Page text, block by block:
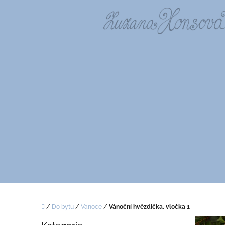
Domů
/ Do bytu / Vánoce / Vánoční hvězdička, vločka 1